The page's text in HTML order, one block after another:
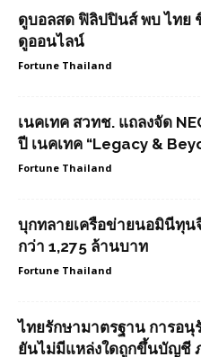
ดูบอลสด ฟิลิปปินส์ พบ ไทย
ดูออนไลน์
Fortune Thailand
เนคเทค สวทช. แถลงจัด
ปี เนคเทค “Legacy &
Fortune Thailand
บุกทลายเครือข่ายนอมินีทุน
กว่า 1,275 ล้านบาท
Fortune Thailand
ไทยรักษามาตรฐาน การอนุ
ยันไม่มีแหล่งใดถูกขึ้นบัญชี